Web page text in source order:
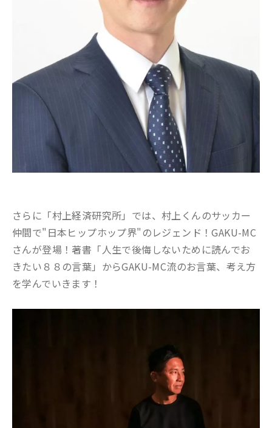
さらに「村上経済研究所」では、村上くんのサッカー
仲間で"日本ヒップホップ界"のレジェンド！GAKU-MC
さんが登場！著書「人生で後悔しないために読んでお
きたい８８の言葉」からGAKU-MC流のお言葉、考え方
を学んでいきます！